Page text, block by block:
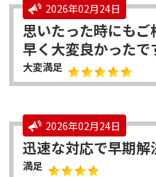
2026年02月24日
思いたった時にもご
早く大変良かったで
大変満足
2026年02月24日
迅速な対応で早期解
満足